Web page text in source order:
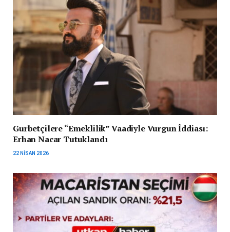
Gurbetçilere “Emeklilik” Vaadiyle Vurgun İddiası:
Erhan Nacar Tutuklandı
22 NISAN 2026